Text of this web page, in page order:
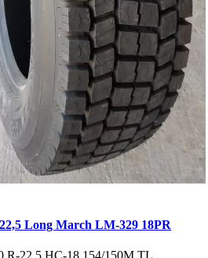
Long March LM-329 18PR
R-22,5 НС-18 154/150M TL